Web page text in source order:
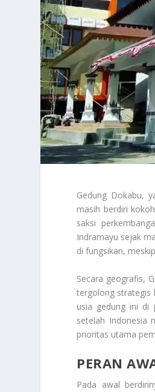
Gedung Dokabu,
masih berdiri
saksi
Indramayu sejak
di fungsikan,
Secara geografis,
tergolong strategis
usia gedung ini di
setelah Indonesia
prioritas utama
PERAN
Pada awal